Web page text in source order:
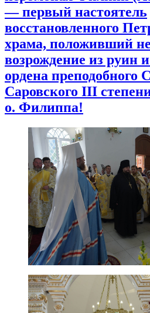
— первый настоятель
восстановленного
храма, положивший
возрождение из руин
ордена преподобного
Саровского III
о. Филиппа!